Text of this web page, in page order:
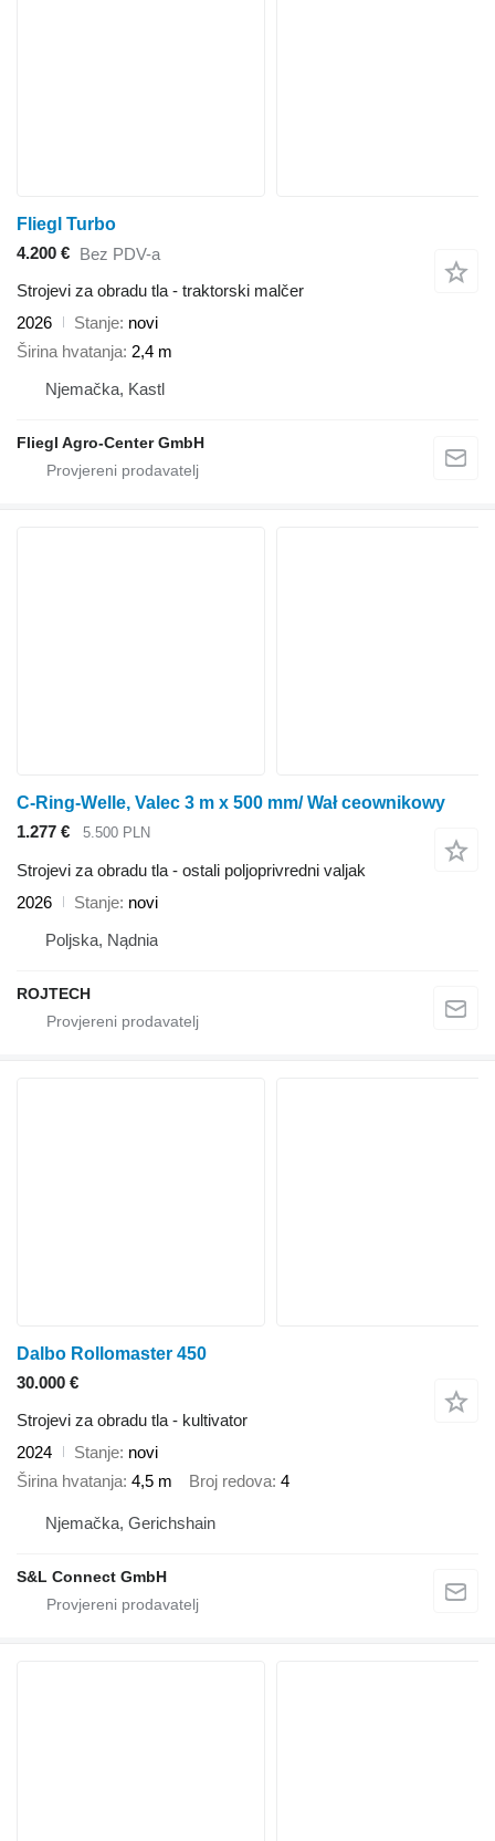
Fliegl Turbo
4.200 € Bez PDV-a
Strojevi za obradu tla - traktorski malčer
2026
Stanje novi
Širina hvatanja 2,4 m
Njemačka, Kastl
Fliegl Agro-Center GmbH
C-Ring-Welle, Valec 3 m x 500 mm/ Wał ceownikowy
1.277 €
5.500 PLN
Strojevi za obradu tla - ostali poljoprivredni valjak
2026
Stanje novi
Poljska, Nądnia
ROJTECH
Dalbo Rollomaster 450
30.000 €
Strojevi za obradu tla - kultivator
2024
Stanje novi
Širina hvatanja 4,5 m Broj redova 4
Njemačka, Gerichshain
S&L Connect GmbH